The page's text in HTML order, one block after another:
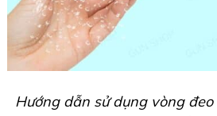
Hướng dẫn sử dụng vòng